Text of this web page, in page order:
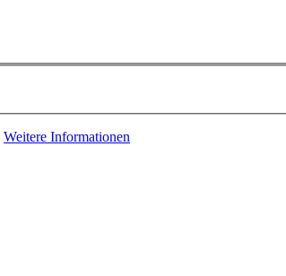
Weitere Informationen